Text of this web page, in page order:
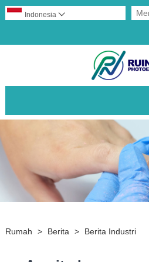
Indonesia 
Rumah > Berita > Berita Industri